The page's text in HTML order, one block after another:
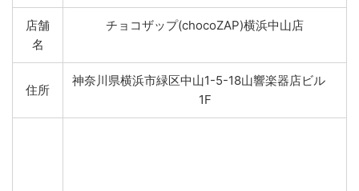
店舗
名
チョコザップ(chocoZAP)横浜中山店
住所
神奈川県横浜市緑区中山1-5-18山響楽器店ビル
1F